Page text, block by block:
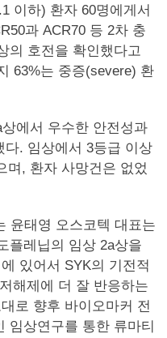
이하) 환자 60명에게서
과 ACR70 등 2차 충
의 호전을 확인했다고
63%는 중증(severe) 환
에서 우수한 안전성과
다. 임상에서 3등급 이상
며, 환자 사망건은 없었
윤태영 오스코텍 대표는
플레닙의 임상 2a상을
있어서 SYK의 기전적
해제에 더 잘 반응하는
로 향후 바이오마커 전
임상연구를 통한 류마티